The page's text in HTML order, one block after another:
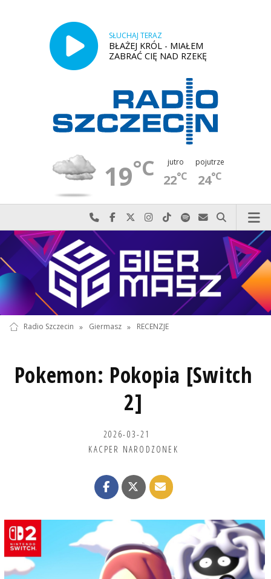
SŁUCHAJ TERAZ
BŁAŻEJ KRÓL - MIAŁEM
ZABRAĆ CIĘ NAD RZEKĘ
19°C jutro
22°C
pojutrze
24°C
Najlepiej po prostu do nas zadzwoń
Odwiedź nas na Facebook-u
Odwiedź nas na X
Odwiedź nas na Instagram-ie
Odwiedź nas na TikTok-u
Szukaj nas na Spotify
Wyślij do nas
Szukaj
Radio Szczecin » Giermasz » RECENZJE
Pokemon: Pokopia [Switch
2]
2026-03-21
KACPER NARODZONEK